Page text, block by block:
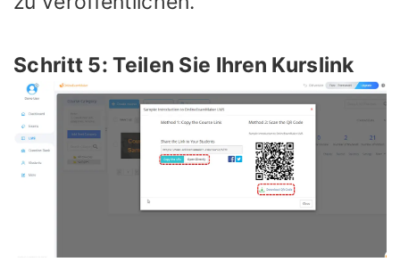
Schritt 5: Teilen Sie Ihren Kurslink